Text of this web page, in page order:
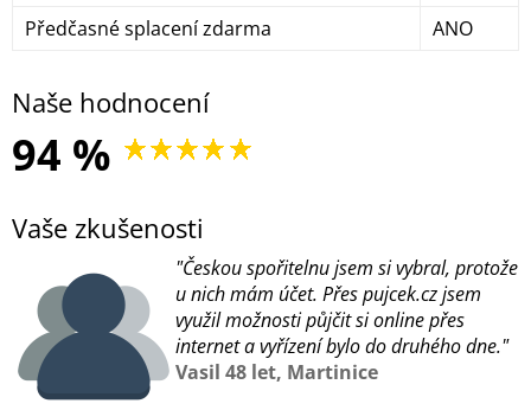
Předčasné splacení zdarma
ANO
Naše hodnocení
94 %
Vaše zkušenosti
"Českou spořitelnu jsem si vybral, protože
u nich mám účet. Přes pujcek.cz jsem
využil možnosti půjčit si online přes
internet a vyřízení bylo do druhého dne."
Vasil 48 let, Martinice